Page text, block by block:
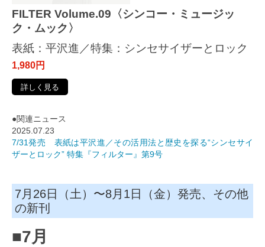
FILTER Volume.09〈シンコー・ミュージッ
ク・ムック〉
表紙：平沢進／特集：シンセサイザーとロック
1,980円
詳しく見る
●関連ニュース
2025.07.23
7/31発売 表紙は平沢進／その活用法と歴史を探る“シンセサイ
ザーとロック” 特集『フィルター』第9号
7月26日（土）〜8月1日（金）発売、その他
の新刊
■7月